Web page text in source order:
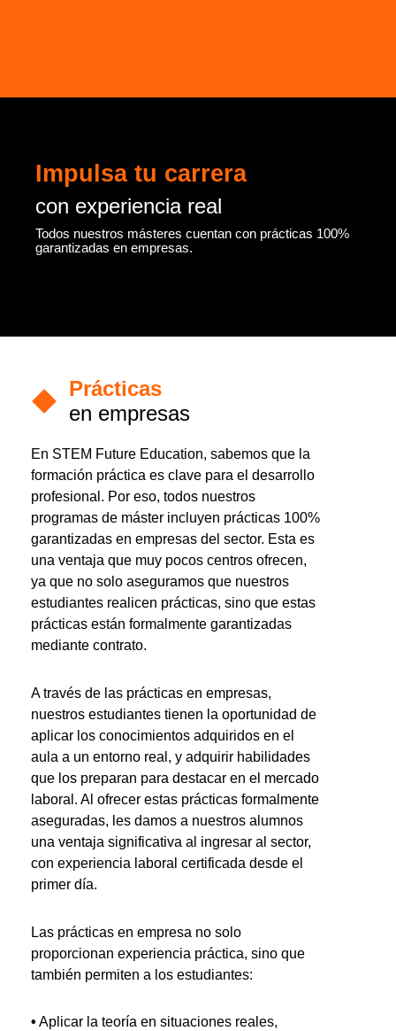
Impulsa tu carrera
con experiencia real
Todos nuestros másteres cuentan con prácticas 100%
garantizadas en empresas.
Prácticas
en empresas
En STEM Future Education, sabemos que la
formación práctica es clave para el desarrollo
profesional. Por eso, todos nuestros
programas de máster incluyen prácticas 100%
garantizadas en empresas del sector. Esta es
una ventaja que muy pocos centros ofrecen,
ya que no solo aseguramos que nuestros
estudiantes realicen prácticas, sino que estas
prácticas están formalmente garantizadas
mediante contrato.
A través de las prácticas en empresas,
nuestros estudiantes tienen la oportunidad de
aplicar los conocimientos adquiridos en el
aula a un entorno real, y adquirir habilidades
que los preparan para destacar en el mercado
laboral. Al ofrecer estas prácticas formalmente
aseguradas, les damos a nuestros alumnos
una ventaja significativa al ingresar al sector,
con experiencia laboral certificada desde el
primer día.
Las prácticas en empresa no solo
proporcionan experiencia práctica, sino que
también permiten a los estudiantes:
• Aplicar la teoría en situaciones reales,